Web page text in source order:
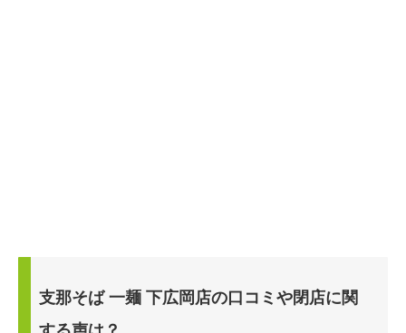
支那そば 一麺 下広岡店の口コミや閉店に関